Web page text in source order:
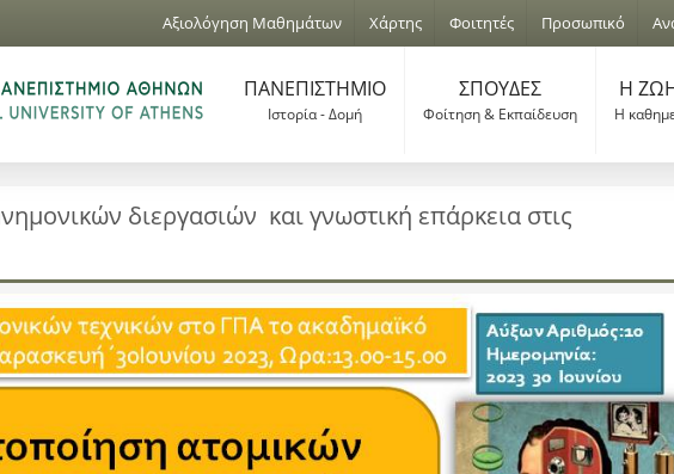
Jump to navigation
Αξιολόγηση Μαθημάτων Χάρτης Φοιτητές Προσωπικό
ΠΑΝΕΠΙΣΤΗΜΙΟ
Ιστορία - Δομή
ΣΠΟΥΔΕΣ
Φοίτηση & Εκπαίδευση
Η
Η
διεργασιών και γνωστική επάρκεια στις